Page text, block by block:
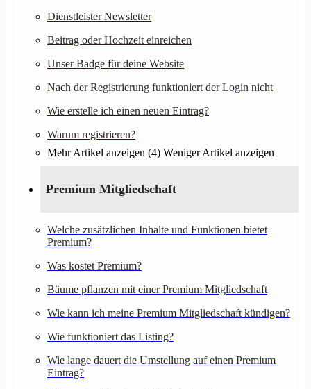
Dienstleister Newsletter
Beitrag oder Hochzeit einreichen
Unser Badge für deine Website
Nach der Registrierung funktioniert der Login nicht
Wie erstelle ich einen neuen Eintrag?
Warum registrieren?
Mehr Artikel anzeigen (4) Weniger Artikel anzeigen
Premium Mitgliedschaft
Welche zusätzlichen Inhalte und Funktionen bietet
Premium?
Was kostet Premium?
Bäume pflanzen mit einer Premium Mitgliedschaft
Wie kann ich meine Premium Mitgliedschaft kündigen?
Wie funktioniert das Listing?
Wie lange dauert die Umstellung auf einen Premium
Eintrag?